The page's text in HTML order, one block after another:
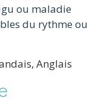
ou maladie
du rythme ou
Anglais